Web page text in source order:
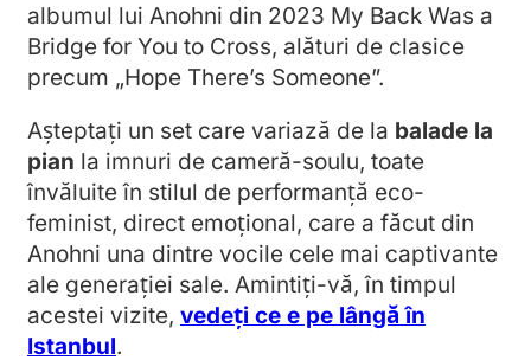
albumul lui Anohni din 2023 My Back Was a
Bridge for You to Cross, alături de clasice
precum „Hope There’s Someone”.
Așteptați un set care variază de la balade la
pian la imnuri de cameră-soulu, toate
învăluite în stilul de performanță eco-
feminist, direct emoțional, care a făcut din
Anohni una dintre vocile cele mai captivante
ale generației sale. Amintiți-vă, în timpul
acestei vizite, vedeți ce e pe lângă în
Istanbul.